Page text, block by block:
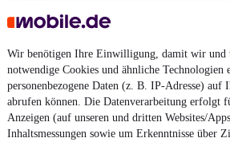
Wir benötigen Ihre Einwilligung, damit wir und
notwendige Cookies und ähnliche Technologien
personenbezogene Daten (z. B. IP-Adresse) auf
abrufen können. Die Datenverarbeitung erfolgt
Anzeigen (auf unseren und dritten Websites/
Inhaltsmessungen sowie um Erkenntnisse über
Vertrag widerrufen
Datenschutzeinstellungen
Erklärung zur Barrierefreiheit
Report Security Vulnerability (English)